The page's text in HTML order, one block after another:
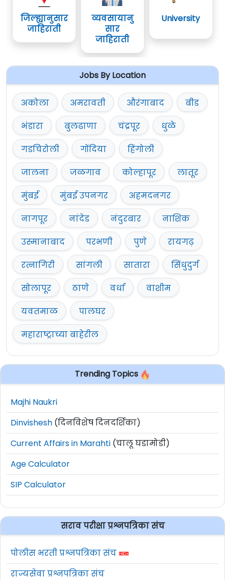
जिल्ह्यानुसार
जाहिराती
व्यवसायानु
सार
जाहिराती
University
Jobs By Location
अकोला अमरावती औरंगाबाद
बीड
भंडारा
बुलढाणा चंद्रपूर
धुळे
गडचिरोली
गोंदिया
हिंगोली
जालना
जळगाव कोल्हापूर
लातूर
मुंबई
मुंबई उपनगर
अहमदनगर
नागपूर
नांदेड नंदुरबार
नाशिक
उस्मानाबाद
परभणी पुणे
रायगढ़
रत्नागिरी
सांगली सातारा
सिंधुदुर्ग
सोलापूर
ठाणे वर्धा
वाशीम
यवतमाळ
पालघर
महाराष्ट्राच्या बाहेरील
Trending Topics
Majhi Naukri
Dinvishesh (दिनविशेष दिनदर्शिका)
Current Affairs in Marahti (चालू घडामोडी)
Age Calculator
SIP Calculator
सराव परीक्षा प्रश्नपत्रिका संच
पोलीस भरती प्रश्नपत्रिका संच
राज्यसेवा प्रश्नपत्रिका संच